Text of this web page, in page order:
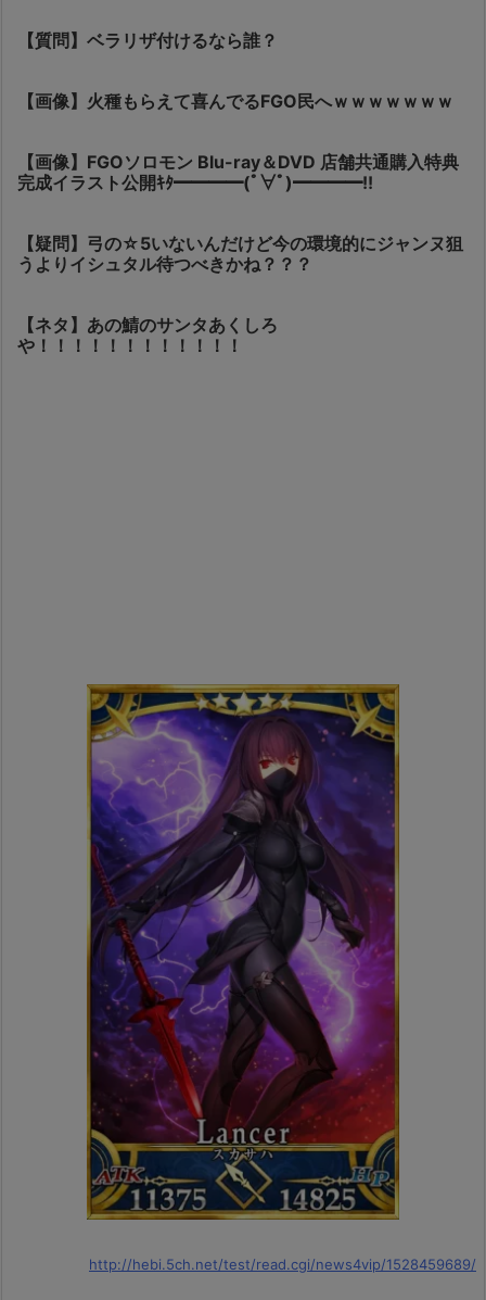
【質問】ベラリザ付けるなら誰？
【画像】火種もらえて喜んでるFGO民へｗｗｗｗｗｗｗ
【画像】FGOソロモン Blu-ray＆DVD 店舗共通購入特典
完成イラスト公開ｷﾀ━━━━(ﾟ∀ﾟ)━━━━!!
【疑問】弓の☆5いないんだけど今の環境的にジャンヌ狙
うよりイシュタル待つべきかね？？？
【ネタ】あの鯖のサンタあくしろ
や！！！！！！！！！！！！
http://hebi.5ch.net/test/read.cgi/news4vip/1528459689/